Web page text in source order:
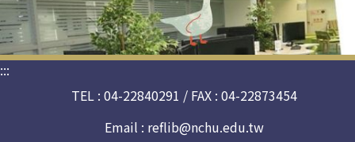
:::
TEL : 04-22840291 / FAX : 04-22873454
Email : reflib@nchu.edu.tw